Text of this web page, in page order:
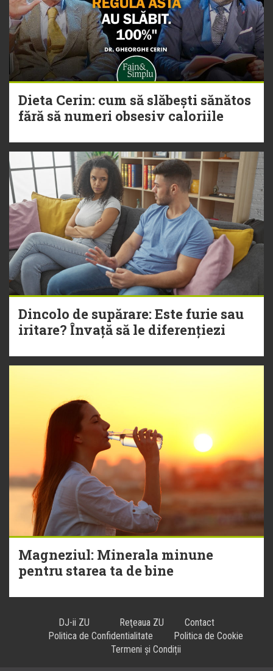
Dieta Cerin: cum să slăbești sănătos
fără să numeri obsesiv caloriile
Dincolo de supărare: Este furie sau
iritare? Învață să le diferențiezi
Magneziul: Minerala minune
pentru starea ta de bine
DJ-ii ZU Reţeaua ZU
Contact
Politica de Confidentialitate
Politica de Cookie
Termeni și Condiții